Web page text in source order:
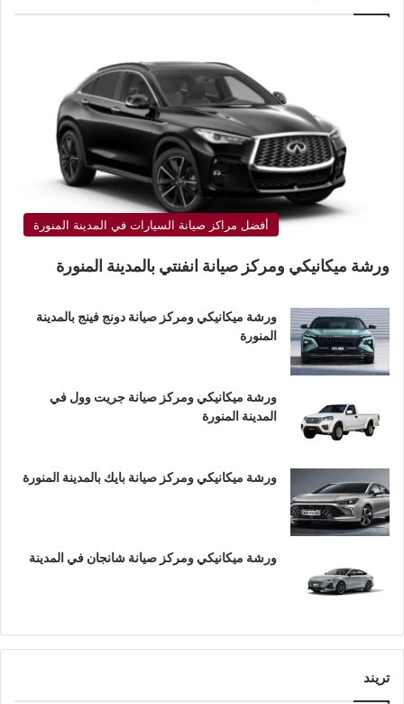
أفضل مراكز صيانة السيارات في المدينة المنورة
ورشة ميكانيكي ومركز صيانة انفنتي بالمدينة المنورة
ورشة ميكانيكي ومركز صيانة دونج فينج بالمدينة
المنورة
ورشة ميكانيكي ومركز صيانة جريت وول في
المدينة المنورة
ورشة ميكانيكي ومركز صيانة بايك بالمدينة المنورة
ورشة ميكانيكي ومركز صيانة شانجان في المدينة
تريند